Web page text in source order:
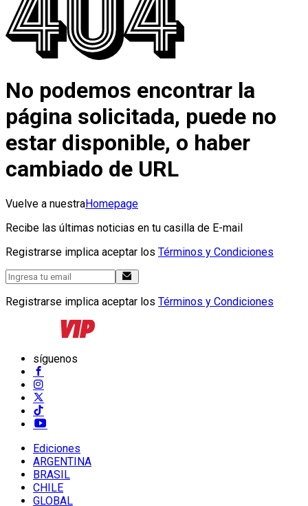
No podemos encontrar la
página solicitada, puede no
estar disponible, o haber
cambiado de URL
Vuelve a nuestraHomepage
Recibe las últimas noticias en tu casilla de E-mail
Registrarse implica aceptar los Términos y Condiciones
Registrarse implica aceptar los Términos y Condiciones
síguenos
Ediciones
ARGENTINA
BRASIL
CHILE
GLOBAL